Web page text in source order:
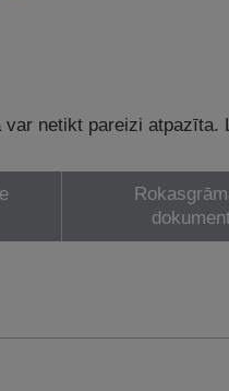
var netikt pareizi